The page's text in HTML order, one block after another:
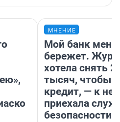
МНЕНИЕ
Мой банк меня
бережет.
хотела снять
тысяч, чтобы
кредит, — к
приехала
безопасности